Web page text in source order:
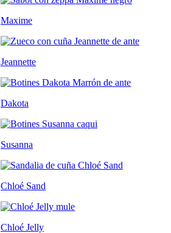
Maxime
Jeannette
Dakota
Susanna
Chloé Sand
Chloé Jelly